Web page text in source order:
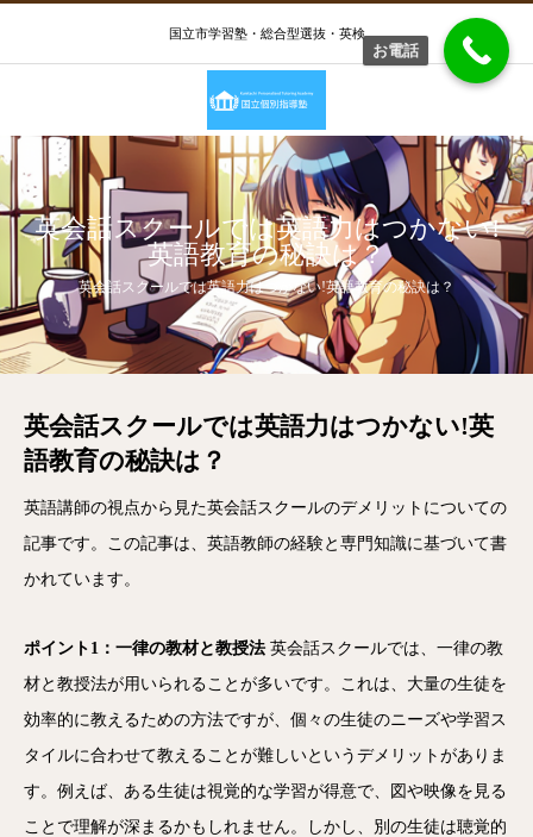
国立市学習塾・総合型選抜・英検
英会話スクールでは英語力はつかない!
英語教育の秘訣は？
英会話スクールでは英語力はつかない!英語教育の秘訣は？
英会話スクールでは英語力はつかない!英
語教育の秘訣は？
英語講師の視点から見た英会話スクールのデメリットについての
記事です。この記事は、英語教師の経験と専門知識に基づいて書
かれています。
ポイント1：一律の教材と教授法 英会話スクールでは、一律の教
材と教授法が用いられることが多いです。これは、大量の生徒を
効率的に教えるための方法ですが、個々の生徒のニーズや学習ス
タイルに合わせて教えることが難しいというデメリットがありま
す。例えば、ある生徒は視覚的な学習が得意で、図や映像を見る
ことで理解が深まるかもしれません。しかし、別の生徒は聴覚的
お電話